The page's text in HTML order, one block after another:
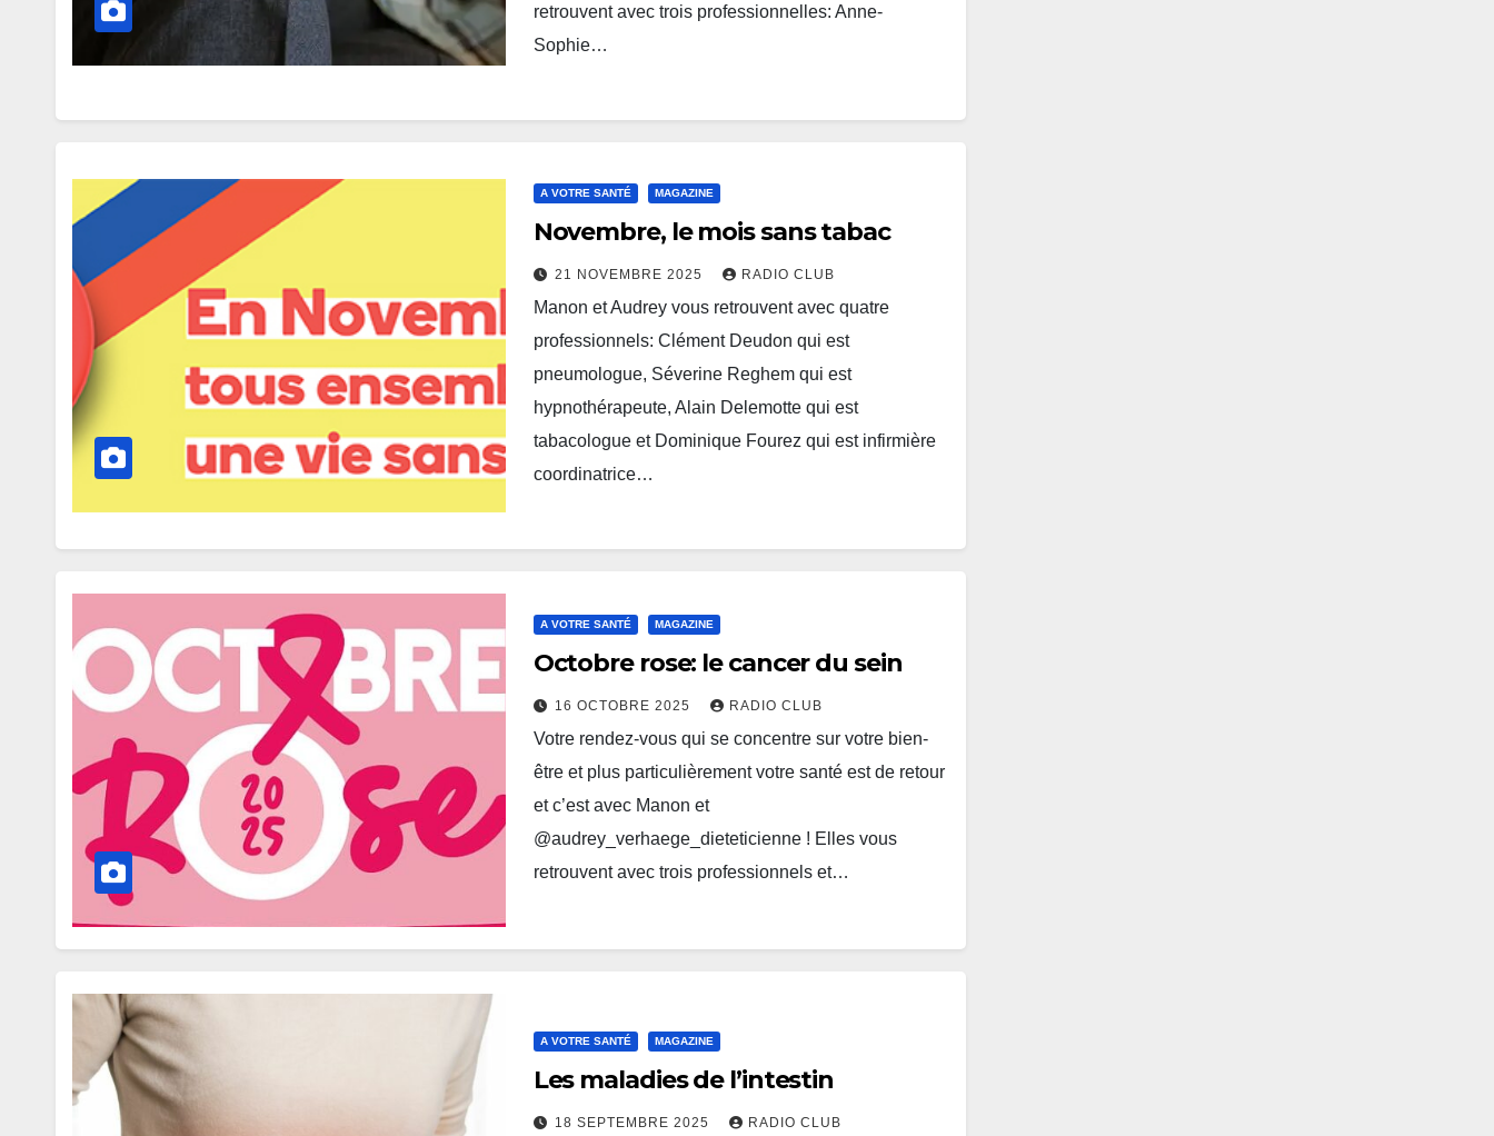
retrouvent avec trois professionnelles: Anne-
Sophie…
A VOTRE SANTÉ MAGAZINE
Novembre, le mois sans tabac
21 NOVEMBRE 2025 RADIO CLUB
Manon et Audrey vous retrouvent avec quatre
professionnels: Clément Deudon qui est
pneumologue, Séverine Reghem qui est
hypnothérapeute, Alain Delemotte qui est
tabacologue et Dominique Fourez qui est infirmière
coordinatrice…
A VOTRE SANTÉ MAGAZINE
Octobre rose: le cancer du sein
16 OCTOBRE 2025 RADIO CLUB
Votre rendez-vous qui se concentre sur votre bien-
être et plus particulièrement votre santé est de retour
et c’est avec Manon et
@audrey_verhaege_dieteticienne ! Elles vous
retrouvent avec trois professionnels et…
A VOTRE SANTÉ MAGAZINE
Les maladies de l’intestin
18 SEPTEMBRE 2025 RADIO CLUB